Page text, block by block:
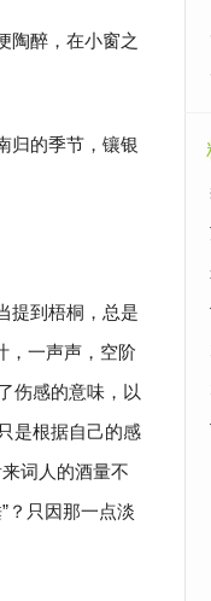
陶醉，在小窗之
归的季节，镶银
提到梧桐，总是
，一声声，空阶
伤感的意味，以
是根据自己的感
词人的酒量不
？只因那一点淡